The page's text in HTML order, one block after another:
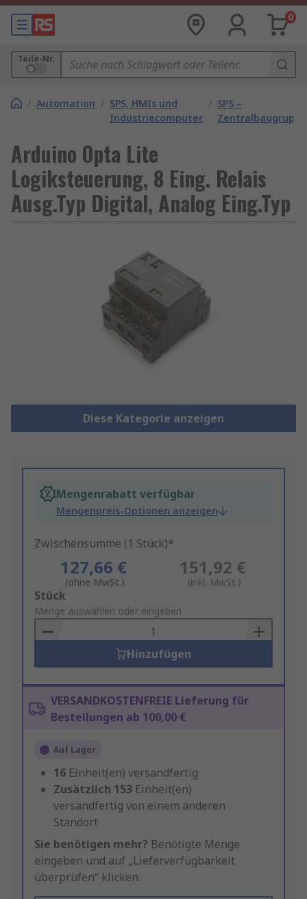
0
Teile-Nr.
/ Automation / SPS, HMIs und
Industriecomputer
/ SPS –
Arduino Opta Lite
Logiksteuerung, 8 Eing. Relais
Ausg.Typ Digital, Analog Eing.Typ
Diese Kategorie anzeigen
Mengenrabatt verfügbar
Mengenpreis-Optionen anzeigen
Zwischensumme (1 Stück)*
127,66 €
(ohne MwSt.)
151,92 €
(inkl. MwSt.)
Add
to
Basket
Stück
Menge auswählen oder eingeben
Hinzufügen
VERSANDKOSTENFREIE Lieferung für
Bestellungen ab 100,00 €
Auf Lager
16 Einheit(en) versandfertig
Zusätzlich 153 Einheit(en)
versandfertig von einem anderen
Standort
Sie benötigen mehr? Benötigte Menge
eingeben und auf „Lieferverfügbarkeit
überprüfen“ klicken.